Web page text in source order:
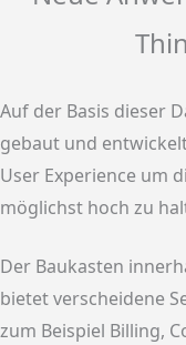
Auf der Basis dieser
gebaut und
User Experience um
möglichst hoch zu
Der Baukasten
bietet verscheidene
zum Beispiel Billing,